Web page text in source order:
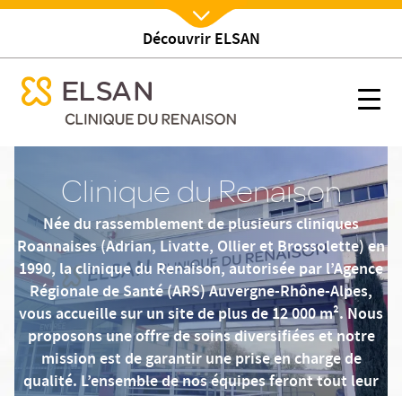
Nx:Aller
contenu
principal
Découvrir ELSAN
Etablissement
menu mobile
Nx:Afficher menu
menu mobile
Clinique du Renaison
Née du rassemblement de plusieurs cliniques
Roannaises (Adrian, Livatte, Ollier et Brossolette) en
1990, la clinique du Renaison, autorisée par l’Agence
Régionale de Santé (ARS) Auvergne-Rhône-Alpes,
vous accueille sur un site de plus de 12 000 m². Nous
proposons une offre de soins diversifiées et notre
mission est de garantir une prise en charge de
qualité. L’ensemble de nos équipes feront tout leur